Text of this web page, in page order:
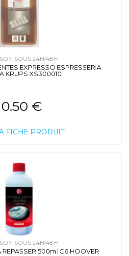
SOUS 24H/48H
EXPRESSO ESPRESSERIA
KRUPS XS300010
€
FICHE PRODUIT
SOUS 24H/48H
REPASSER 500ml C6 HOOVER